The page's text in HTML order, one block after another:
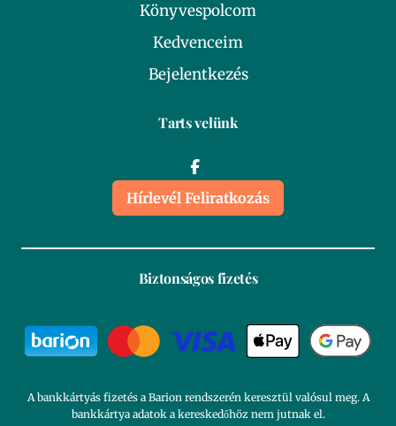
Könyvespolcom
Kedvenceim
Bejelentkezés
Tarts velünk
Hírlevél Feliratkozás
Biztonságos fizetés
A bankkártyás fizetés a Barion rendszerén keresztül valósul meg. A
bankkártya adatok a kereskedőhöz nem jutnak el.